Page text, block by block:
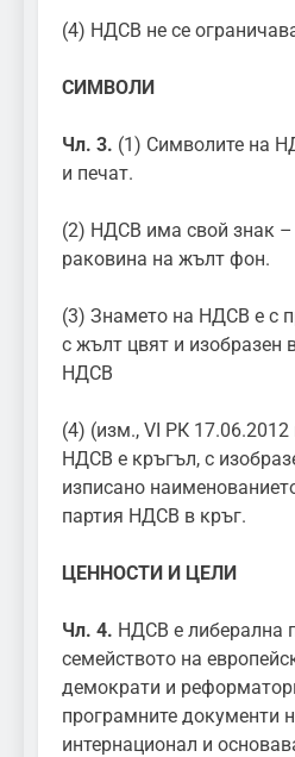
(4) НДСВ не се
СИМВОЛИ
Чл. 3. (1) Символите на
и печат.
(2) НДСВ има свой знак –
раковина на жълт фон.
(3) Знамето на НДСВ е с
с жълт цвят и изобразен
НДСВ
(4) (изм., VI РК 17.06.2012
НДСВ е кръгъл, с
изписано
партия НДСВ в кръг.
ЦЕННОСТИ И ЦЕЛИ
Чл. 4. НДСВ е либерална
семейството на
демократи и
програмните документи
интернационал и